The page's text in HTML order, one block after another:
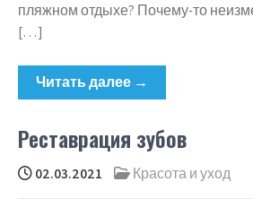
пляжном отдыхе? Почему-то
[…]
Читать далее →
Реставрация зубов
02.03.2021 Красота и уход